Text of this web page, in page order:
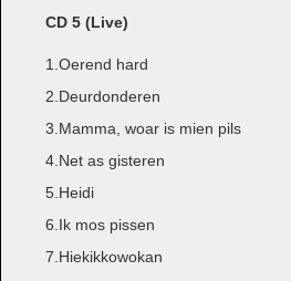
CD 5 (Live)
1.Oerend hard
2.Deurdonderen
3.Mamma, woar is mien pils
4.Net as gisteren
5.Heidi
6.Ik mos pissen
7.Hiekikkowokan